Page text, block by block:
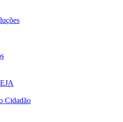
Cidadão